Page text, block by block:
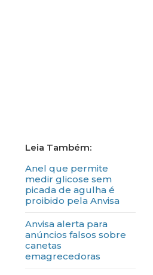
Anel que permite
medir glicose sem
picada de agulha é
proibido pela Anvisa
Anvisa alerta para
anúncios falsos sobre
canetas
emagrecedoras